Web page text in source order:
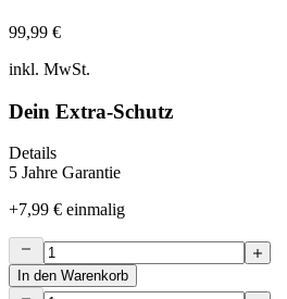
99,99 €
inkl. MwSt.
Dein Extra-Schutz
Details
5 Jahre Garantie
+7,99 € einmalig
In den Warenkorb